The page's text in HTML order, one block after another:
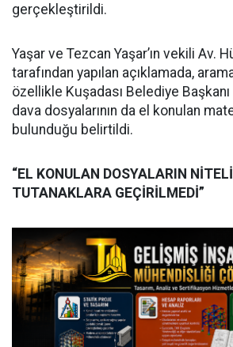
gerçekleştirildi.
Yaşar ve Tezcan Yaşar’ın vekili Av.
tarafından yapılan açıklamada,
özellikle Kuşadası Belediye Başkanı
dava dosyalarının da el konulan
bulunduğu belirtildi.
“EL KONULAN DOSYALARIN
TUTANAKLARA GEÇİRİLMEDİ”